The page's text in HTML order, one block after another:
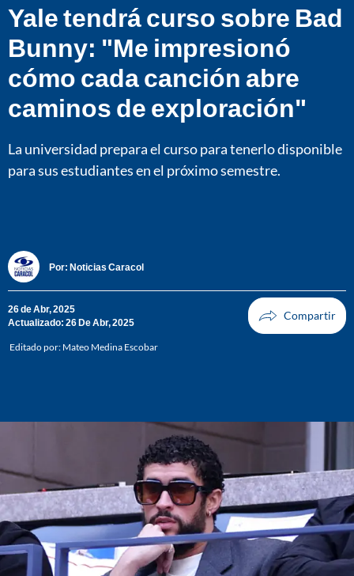
Yale tendrá curso sobre Bad
Bunny: "Me impresionó
cómo cada canción abre
caminos de exploración"
La universidad prepara el curso para tenerlo disponible
para sus estudiantes en el próximo semestre.
Por: Noticias Caracol
26 de Abr, 2025
Actualizado: 26 De Abr, 2025
Editado por: Mateo Medina Escobar